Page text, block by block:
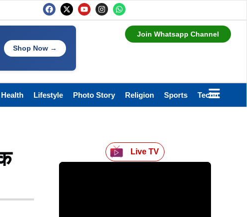
Shop Now →
Join Whatsapp Channel
Health Lifestyle Photo Story Religion Sports Technology
Live TV